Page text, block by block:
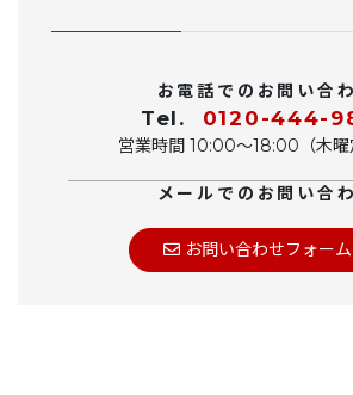
お電話でのお問い合
Tel. 0120-444-
営業時間 10:00〜18:00（木曜
メールでのお問い合
お問い合わせフォーム